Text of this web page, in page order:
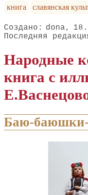
книга
славянская
dona
Народные
книга с
Баю-